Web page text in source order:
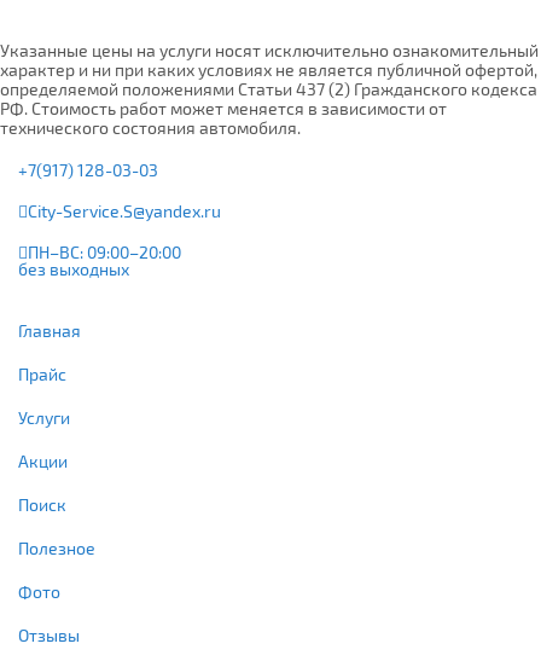
Указанные цены на услуги носят исключительно ознакомительный
характер и ни при каких условиях не является публичной офертой,
определяемой положениями Статьи 437 (2) Гражданского кодекса
РФ. Стоимость работ может меняется в зависимости от
технического состояния автомобиля.
+7(917) 128-03-03
City-Service.S@yandex.ru
ПН–ВС: 09:00–20:00
без выходных
Главная
Прайс
Услуги
Акции
Поиск
Полезное
Фото
Отзывы